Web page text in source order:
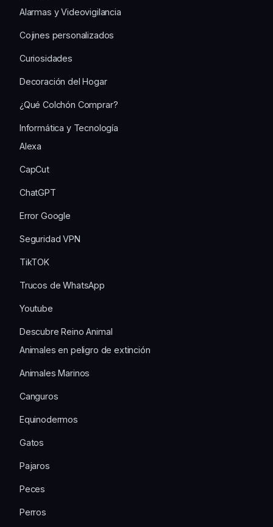
Alarmas y Videovigilancia
Cojines personalizados
Curiosidades
Decoración del Hogar
¿Qué Colchón Comprar?
Informática y Tecnología
Alexa
CapCut
ChatGPT
Error Google
Seguridad VPN
TikTOK
Trucos de WhatsApp
Youtube
Descubre Reino Animal
Animales en peligro de extinción
Animales Marinos
Canguros
Equinodermos
Gatos
Pajaros
Peces
Perros